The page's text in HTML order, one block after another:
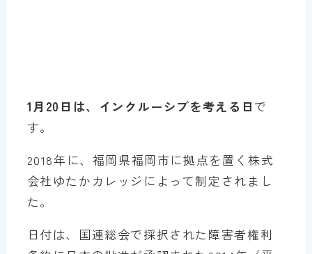
1月20日は、インクルーシブを考える日 で
す。
2018年に、福岡県福岡市に拠点を置く株式
会社ゆたかカレッジによって制定されまし
た。
日付は、国連総会で採択された障害者権利